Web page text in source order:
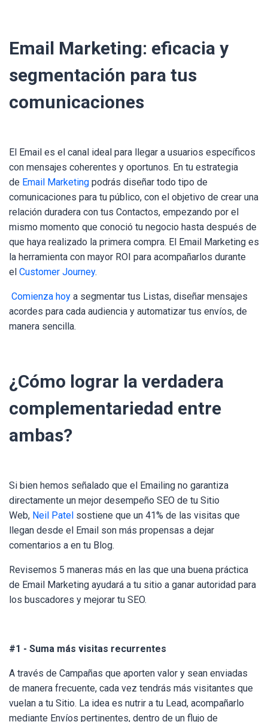
Email Marketing: eficacia y
segmentación para tus
comunicaciones
El Email es el canal ideal para llegar a usuarios específicos
con mensajes coherentes y oportunos. En tu estrategia
de Email Marketing podrás diseñar todo tipo de
comunicaciones para tu público, con el objetivo de crear una
relación duradera con tus Contactos, empezando por el
mismo momento que conoció tu negocio hasta después de
que haya realizado la primera compra. El Email Marketing es
la herramienta con mayor ROI para acompañarlos durante
el Customer Journey.
Comienza hoy a segmentar tus Listas, diseñar mensajes
acordes para cada audiencia y automatizar tus envíos, de
manera sencilla.
¿Cómo lograr la verdadera
complementariedad entre
ambas?
Si bien hemos señalado que el Emailing no garantiza
directamente un mejor desempeño SEO de tu Sitio
Web, Neil Patel sostiene que un 41% de las visitas que
llegan desde el Email son más propensas a dejar
comentarios a en tu Blog.
Revisemos 5 maneras más en las que una buena práctica
de Email Marketing ayudará a tu sitio a ganar autoridad para
los buscadores y mejorar tu SEO.
#1 - Suma más visitas recurrentes
A través de Campañas que aporten valor y sean enviadas
de manera frecuente, cada vez tendrás más visitantes que
vuelan a tu Sitio. La idea es nutrir a tu Lead, acompañarlo
mediante Envíos pertinentes, dentro de un flujo de